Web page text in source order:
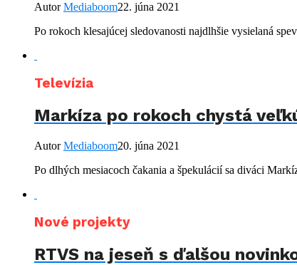
AutorMediaboom22. júna 2021
Po rokoch klesajúcej sledovanosti najdlhšie vysielaná
Televízia
Markíza po rokoch chystá
AutorMediaboom20. júna 2021
Po dlhých mesiacoch čakania a špekulácií sa diváci
Nové projekty
RTVS na jeseň s ďalšou